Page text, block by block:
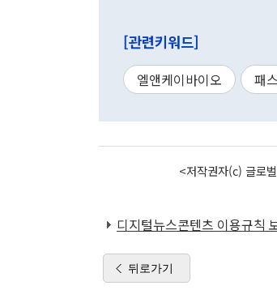
[관련키워드]
엘앤케이바이오 패
<저작권자(c) 글로
디지털뉴스콘텐츠 이용규칙
뒤로가기